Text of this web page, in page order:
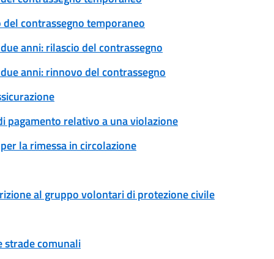
contrassegno temporaneo
anni: rilascio del contrassegno
anni: rinnovo del contrassegno
pagamento relativo a una violazione
la rimessa in circolazione
al gruppo volontari di protezione civile
strade comunali